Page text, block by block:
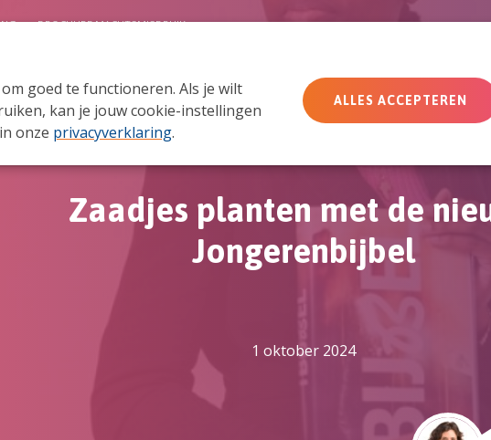
goed te functioneren. Als je wilt
kan je jouw cookie-instellingen
onze privacyverklaring.
ALLES ACCEPTEREN
Wie wij zijn Wat we doen Doe mee
BROCHURE MACHTSMISBRUIK
Zaadjes planten met de
Jongerenbijbel
1 oktober 2024